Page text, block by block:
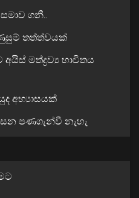
ගනී..
තත්ත්වයක්
මත්ද්‍රව්‍ය භාවිතය
අභ්‍යාසයක්
පණගැන්වී නැහැ